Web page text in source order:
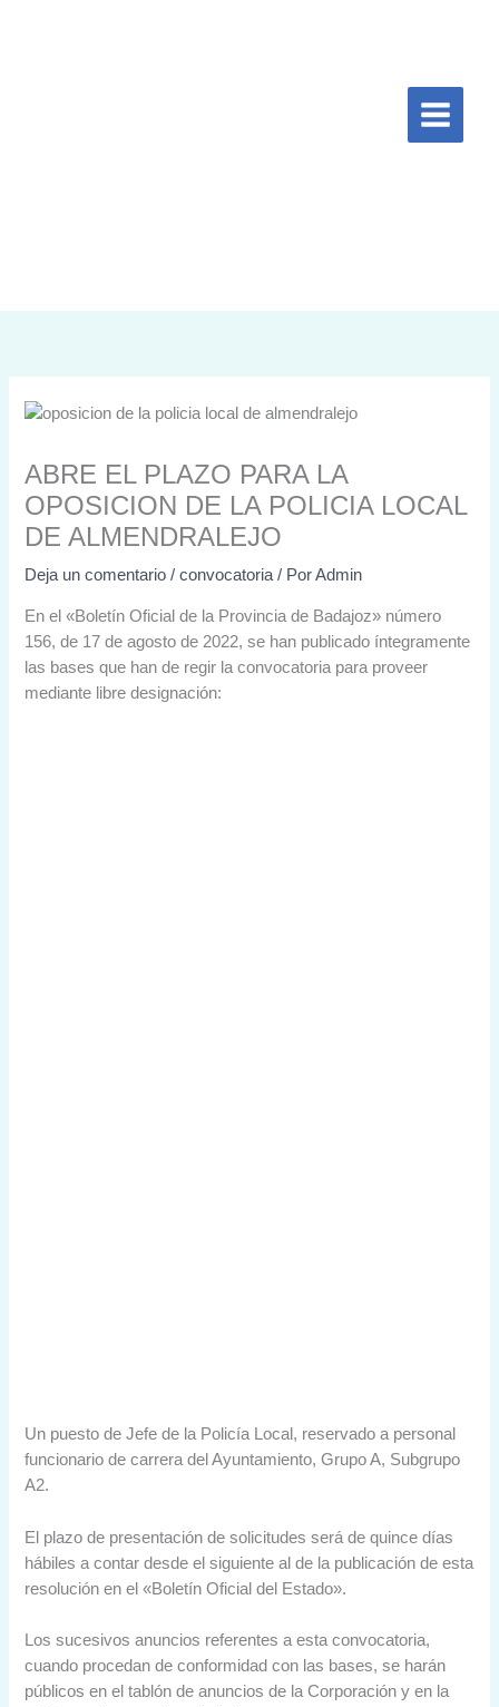
ABRE EL PLAZO PARA LA
OPOSICION DE LA POLICIA LOCAL
DE ALMENDRALEJO
Deja un comentario /convocatoria/ PorAdmin
En el «Boletín Oficial de la Provincia de Badajoz» número
156, de 17 de agosto de 2022, se han publicado íntegramente
las bases que han de regir la convocatoria para proveer
mediante libre designación:
Un puesto de Jefe de la Policía Local, reservado a personal
funcionario de carrera del Ayuntamiento, Grupo A, Subgrupo
A2.
El plazo de presentación de solicitudes será de quince días
hábiles a contar desde el siguiente al de la publicación de esta
resolución en el «Boletín Oficial del Estado».
Los sucesivos anuncios referentes a esta convocatoria,
cuando procedan de conformidad con las bases, se harán
públicos en el tablón de anuncios de la Corporación y en la